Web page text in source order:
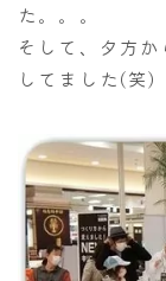
た。。。
そして、夕方
してました(笑)